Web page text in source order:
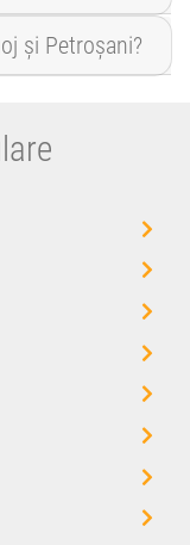
și Petroșani?